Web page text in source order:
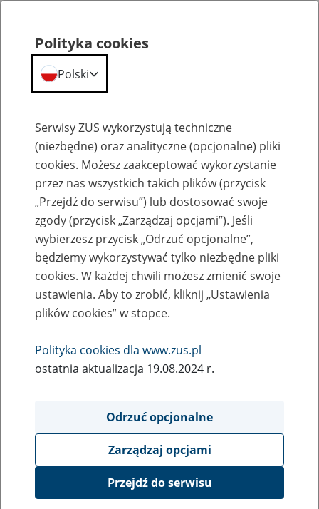
Przepraszamy,
podana strona nie została znaleziona.
Błąd 404
Przejdź do strony głównej
Polityka cookies
Polski
Serwisy ZUS wykorzystują techniczne
(niezbędne) oraz analityczne (opcjonalne) pliki
cookies. Możesz zaakceptować wykorzystanie
przez nas wszystkich takich plików (przycisk
„Przejdź do serwisu”) lub dostosować swoje
zgody (przycisk „Zarządzaj opcjami”). Jeśli
wybierzesz przycisk „Odrzuć opcjonalne”,
będziemy wykorzystywać tylko niezbędne pliki
cookies. W każdej chwili możesz zmienić swoje
ustawienia. Aby to zrobić, kliknij „Ustawienia
plików cookies” w stopce.
Polityka cookies dla www.zus.pl
ostatnia aktualizacja 19.08.2024 r.
Odrzuć opcjonalne
Zarządzaj opcjami
Przejdź do serwisu